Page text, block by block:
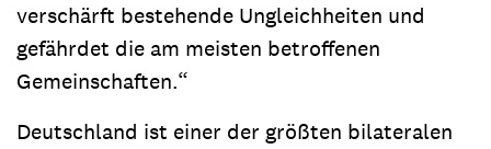
verschärft bestehende Ungleichheiten und
gefährdet die am meisten betroffenen
Gemeinschaften.“
Deutschland ist einer der größten bilateralen